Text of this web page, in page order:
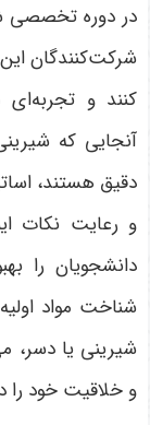
در دوره تخصصی
شرکت‌کنندگان
کنند و
آنجایی که
دقیق هستند،
و رعایت نکات
دانشجویان را
شناخت مواد
شیرینی یا دسر،
و خلاقیت خود را